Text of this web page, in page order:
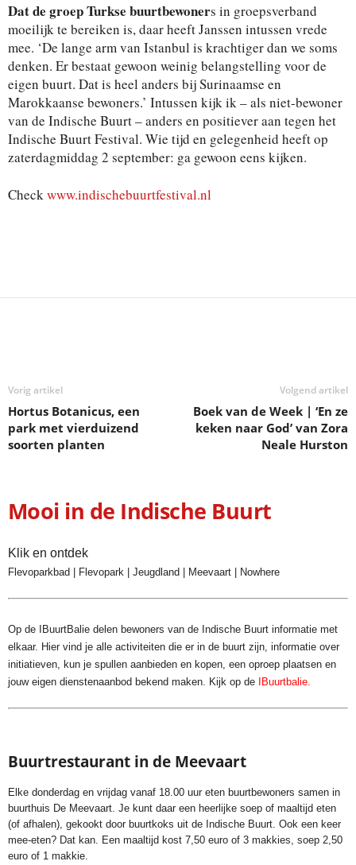
Dat de groep Turkse buurtbewoners in groepsverband
moeilijk te bereiken is, daar heeft Janssen intussen vrede
mee. ‘De lange arm van Istanbul is krachtiger dan we soms
denken. Er bestaat gewoon weinig belangstelling voor de
eigen buurt. Dat is heel anders bij Surinaamse en
Marokkaanse bewoners.’ Intussen kijk ik – als niet-bewoner
van de Indische Buurt – anders en positiever aan tegen het
Indische Buurt Festival. Wie tijd en gelegenheid heeft op
zaterdagmiddag 2 september: ga gewoon eens kijken.
Checkwww.indischebuurtfestival.nl
Vorig artikel
Hortus Botanicus, een
park met vierduizend
soorten planten
Volgend artikel
Boek van de Week | ‘En ze
keken naar God’ van Zora
Neale Hurston
Mooi in de Indische Buurt
Klik en ontdek
Flevoparkbad Flevopark Jeugdland Meevaart Nowhere
Op de IBuurtBalie delen bewoners van de Indische Buurt informatie met
elkaar. Hier vind je alle activiteiten die er in de buurt zijn, informatie over
initiatieven, kun je spullen aanbieden en kopen, een oproep plaatsen en
jouw eigen dienstenaanbod bekend maken. Kijk op de IBuurtbalie.
Buurtrestaurant in de Meevaart
Elke donderdag en vrijdag vanaf 18.00 uur eten buurtbewoners samen in
buurthuis De Meevaart. Je kunt daar een heerlijke soep of maaltijd eten
(of afhalen), gekookt door buurtkoks uit de Indische Buurt. Ook een keer
mee-eten? Dat kan. Een maaltijd kost 7,50 euro of 3 makkies, soep 2,50
euro of 1 makkie.